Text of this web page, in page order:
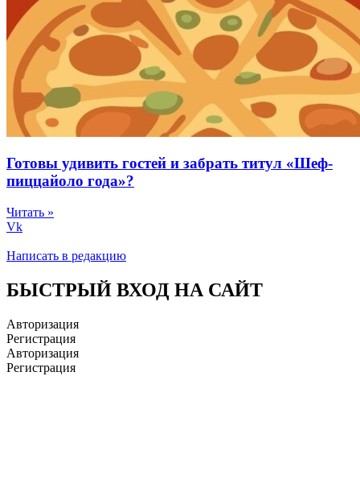
Готовы удивить гостей и забрать титул «Шеф-
пиццайоло года»?
Читать »
Vk
Написать в редакцию
БЫСТРЫЙ ВХОД НА САЙТ
Авторизация
Регистрация
Авторизация
Регистрация